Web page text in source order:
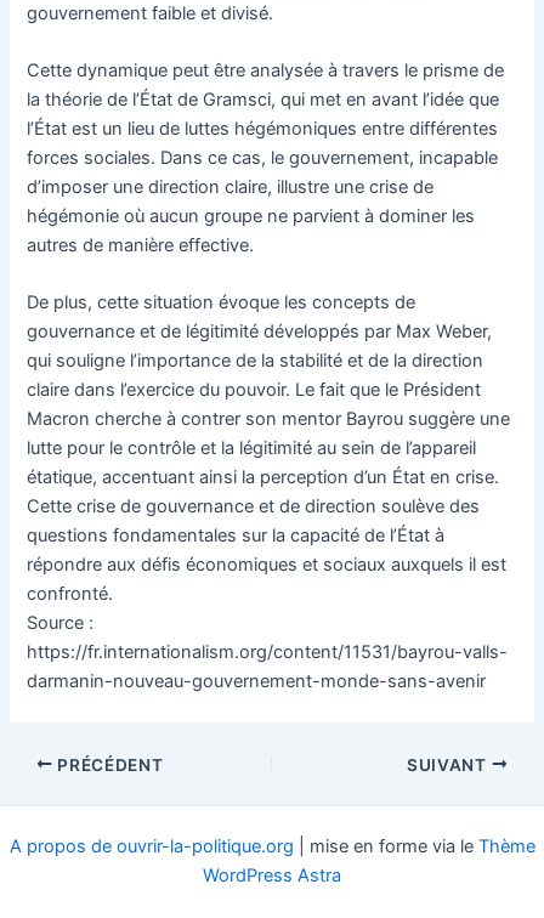
gouvernement faible et divisé.
Cette dynamique peut être analysée à travers le prisme de
la théorie de l’État de Gramsci, qui met en avant l’idée que
l’État est un lieu de luttes hégémoniques entre différentes
forces sociales. Dans ce cas, le gouvernement, incapable
d’imposer une direction claire, illustre une crise de
hégémonie où aucun groupe ne parvient à dominer les
autres de manière effective.
De plus, cette situation évoque les concepts de
gouvernance et de légitimité développés par Max Weber,
qui souligne l’importance de la stabilité et de la direction
claire dans l’exercice du pouvoir. Le fait que le Président
Macron cherche à contrer son mentor Bayrou suggère une
lutte pour le contrôle et la légitimité au sein de l’appareil
étatique, accentuant ainsi la perception d’un État en crise.
Cette crise de gouvernance et de direction soulève des
questions fondamentales sur la capacité de l’État à
répondre aux défis économiques et sociaux auxquels il est
confronté.
Source :
https://fr.internationalism.org/content/11531/bayrou-valls-
darmanin-nouveau-gouvernement-monde-sans-avenir
NavigationPRÉCÉDENT SUIVANT
A propos de ouvrir-la-politique.org | mise en forme via le Thème
WordPress Astra